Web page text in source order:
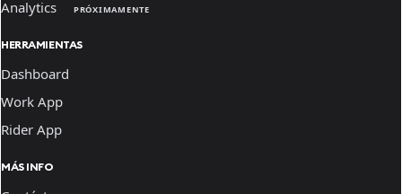
Analytics PRÓXIMAMENTE
HERRAMIENTAS
Dashboard
Work App
Rider App
MÁS INFO